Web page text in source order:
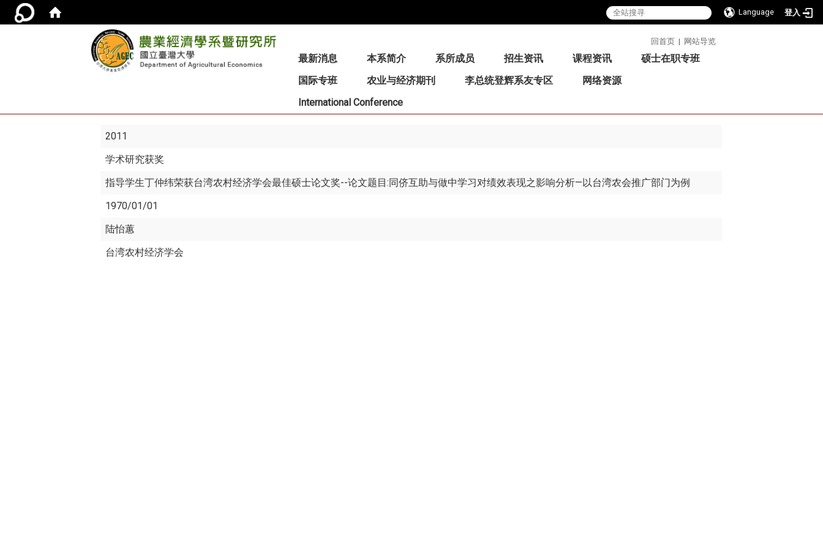
Language 登入
回首页 | 网站导览
最新消息 本系简介 系所成员 招生资讯 课程资讯
硕士在职专班
国际专班
农业与经济期刊 李总统登辉系友专区
网络资源
International Conference
2011
学术研究获奖
指导学生丁仲纬荣获台湾农村经济学会最佳硕士论文奖--论文题目:同侪互助与做中学习对绩效表现之影响分析—以台湾农会推广部门为例
1970/01/01
陆怡蕙
台湾农村经济学会